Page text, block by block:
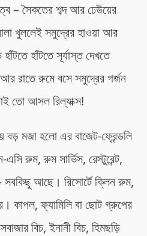
– সৈকতের শব্দ আর ঢেউয়ের
খুললেই সমুদ্রের হাওয়া আর
হাঁটতে সূর্যাস্ত দেখতে
রাতে রুমে বসে সমুদ্রের গর্জন
তো আসল রিল্যাক্স!
মজা হলো এর বাজেট-ফ্রেন্ডলি
রুম, রুম সার্ভিস, রেস্টুরেন্ট,
আছে। রিসোর্টে ক্লিন রুম,
কাপল, ফ্যামিলি বা ছোট গ্রুপের
বিচ, ইনানী বিচ, হিমছড়ি